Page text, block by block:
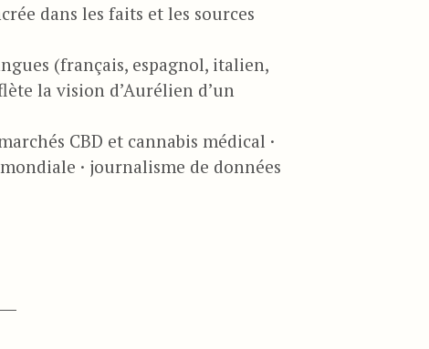
dans les faits et les sources
(français, espagnol, italien,
la vision d’Aurélien d’un
CBD et cannabis médical ·
· journalisme de données